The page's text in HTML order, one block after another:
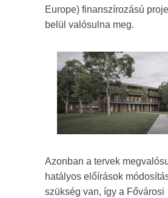
Europe) finanszírozású
belül valósulna meg.
Azonban a tervek
hatályos előírások
szükség van, így a Fővárosi